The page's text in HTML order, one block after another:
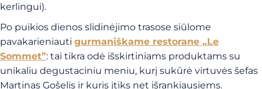
kerlingui).
Po puikios dienos slidinėjimo trasose siūlome
pavakarieniauti gurmaniškame restorane „Le
Sommet”: tai tikra odė išskirtiniams produktams su
unikaliu degustaciniu meniu, kurį sukūrė virtuvės šefas
Martinas Gošelis ir kuris įtiks net išrankiausiems.